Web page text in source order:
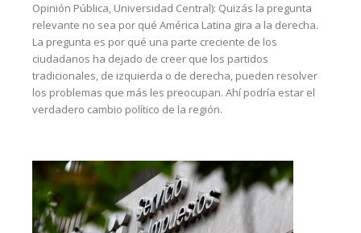
Opinión Pública, Universidad Central): Quizás la pregunta
relevante no sea por qué América Latina gira a la derecha.
La pregunta es por qué una parte creciente de los
ciudadanos ha dejado de creer que los partidos
tradicionales, de izquierda o de derecha, pueden resolver
los problemas que más les preocupan. Ahí podría estar el
verdadero cambio político de la región.